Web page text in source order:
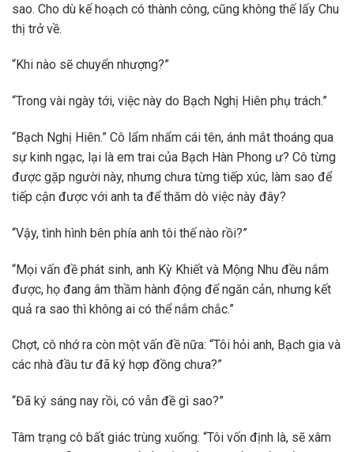
sao. Cho dù kế hoạch có thành công, cũng không thế lấy Chu
thị trở về.
“Khi nào sẽ chuyển nhượng?”
“Trong vài ngày tới, việc này do Bạch Nghị Hiên phụ trách.”
“Bạch Nghị Hiên.” Cô lẩm nhẩm cái tên, ánh mắt thoáng qua
sự kinh ngạc, lại là em trai của Bạch Hàn Phong ư? Cô từng
được gặp người này, nhưng chưa từng tiếp xúc, làm sao để
tiếp cận được với anh ta để thăm dò việc này đây?
“Vậy, tình hình bên phía anh tôi thế nào rồi?”
“Mọi vấn đề phát sinh, anh Kỳ Khiết và Mộng Nhu đều nắm
được, họ đang âm thầm hành động để ngăn cản, nhưng kết
quả ra sao thì không ai có thể nắm chắc.”
Chợt, cô nhớ ra còn một vấn đề nữa: “Tôi hỏi anh, Bạch gia và
các nhà đầu tư đã ký hợp đồng chưa?”
“Đã ký sáng nay rồi, có vẫn đề gì sao?”
Tâm trạng cô bất giác trùng xuống: “Tôi vốn định là, sẽ xâm